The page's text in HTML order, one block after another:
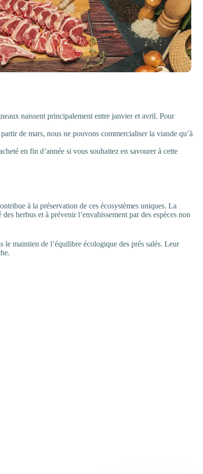
naissent principalement entre janvier et avril. Pour
de mars, nous ne pouvons commercialiser la viande qu’à
en fin d’année si vous souhaitez en savourer à cette
à la préservation de ces écosystèmes uniques. La
herbus et à prévenir l’envahissement par des espèces non
maintien de l’équilibre écologique des prés salés. Leur